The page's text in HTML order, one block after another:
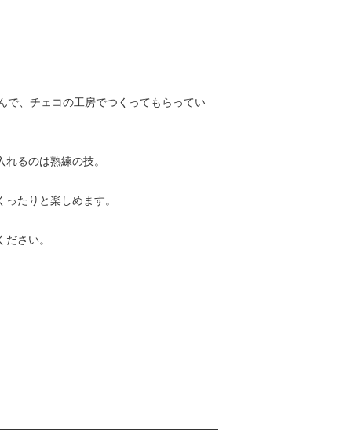
で、チェコの工房でつくってもらってい
るのは熟練の技。
たりと楽しめます。
さい。